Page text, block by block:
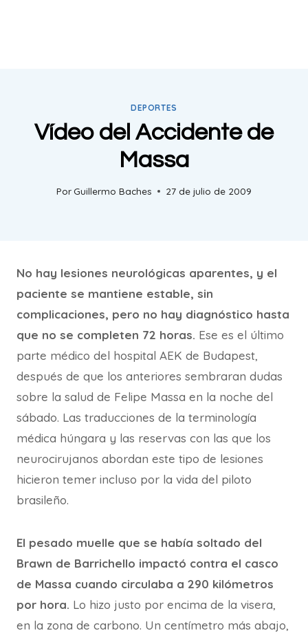
DEPORTES
Vídeo del Accidente de
Massa
PorGuillermo Baches 27 de julio de 2009
No hay lesiones neurológicas aparentes, y el
paciente se mantiene estable, sin
complicaciones, pero no hay diagnóstico hasta
que no se completen 72 horas. Ese es el último
parte médico del hospital AEK de Budapest,
después de que los anteriores sembraran dudas
sobre la salud de Felipe Massa en la noche del
sábado. Las traducciones de la terminología
médica húngara y las reservas con las que los
neurocirujanos abordan este tipo de lesiones
hicieron temer incluso por la vida del piloto
brasileño.
El pesado muelle que se había soltado del
Brawn de Barrichello impactó contra el casco
de Massa cuando circulaba a 290 kilómetros
por hora. Lo hizo justo por encima de la visera,
en la zona de carbono. Un centímetro más abajo,